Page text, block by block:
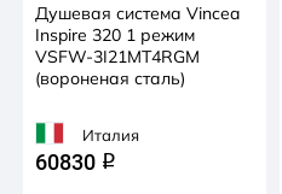
Душевая система Vincea
Inspire 320 1 режим
VSFW-3I21MT4RGM
(вороненая сталь)
Италия
60830 q